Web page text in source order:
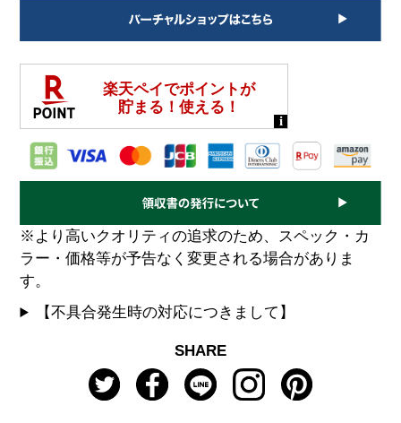
※より高いクオリティの追求のため、スペック・カ
ラー・価格等が予告なく変更される場合がありま
す。
【不具合発生時の対応につきまして】
SHARE